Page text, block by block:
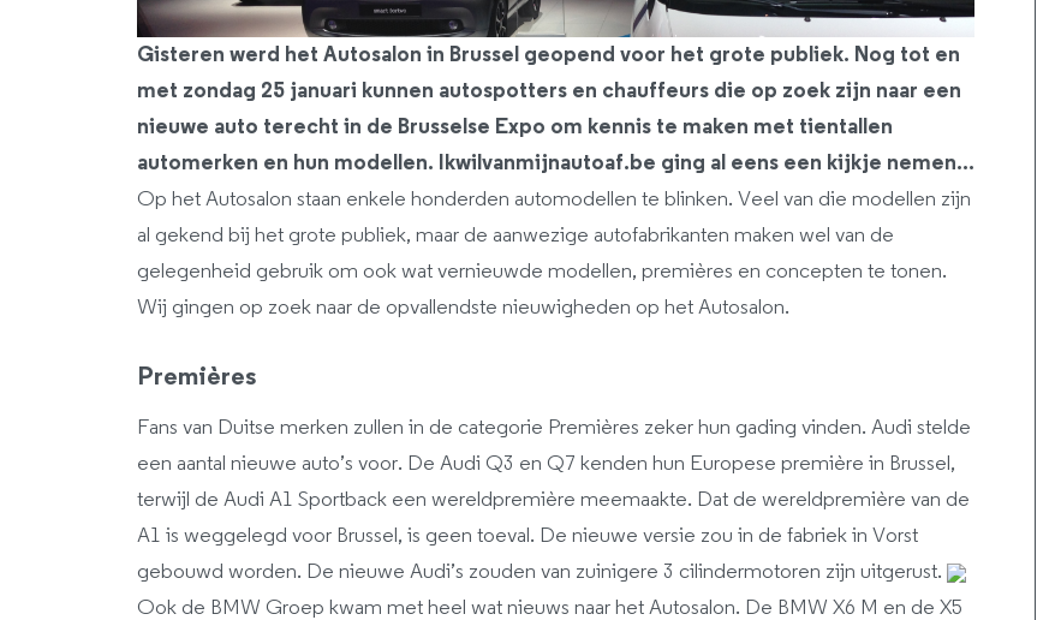
Gisteren werd het Autosalon in Brussel geopend voor het grote publiek. Nog tot en
met zondag 25 januari kunnen autospotters en chauffeurs die op zoek zijn naar een
nieuwe auto terecht in de Brusselse Expo om kennis te maken met tientallen
automerken en hun modellen. Ikwilvanmijnautoaf.be ging al eens een kijkje nemen…
Op het Autosalon staan enkele honderden automodellen te blinken. Veel van die modellen zijn
al gekend bij het grote publiek, maar de aanwezige autofabrikanten maken wel van de
gelegenheid gebruik om ook wat vernieuwde modellen, premières en concepten te tonen.
Wij gingen op zoek naar de opvallendste nieuwigheden op het Autosalon.
Premières
Fans van Duitse merken zullen in de categorie Premières zeker hun gading vinden. Audi stelde
een aantal nieuwe auto’s voor. De Audi Q3 en Q7 kenden hun Europese première in Brussel,
terwijl de Audi A1 Sportback een wereldpremière meemaakte. Dat de wereldpremière van de
A1 is weggelegd voor Brussel, is geen toeval. De nieuwe versie zou in de fabriek in Vorst
gebouwd worden. De nieuwe Audi’s zouden van zuinigere 3 cilindermotoren zijn uitgerust.
Ook de BMW Groep kwam met heel wat nieuws naar het Autosalon. De BMW X6 M en de X5